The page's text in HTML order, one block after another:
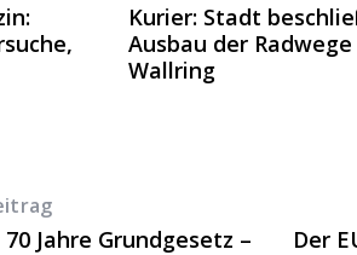
Kurier: Stadt
Ausbau der
Wallring
Jahre Grundgesetz –
Der